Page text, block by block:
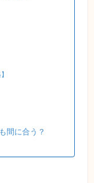
間に合う？